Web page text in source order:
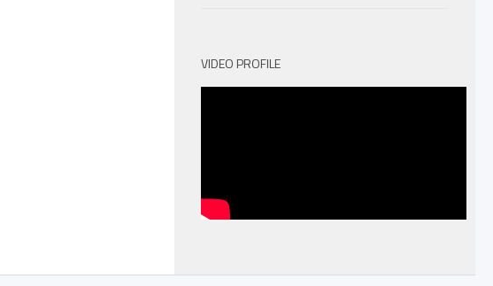
VIDEO PROFILE